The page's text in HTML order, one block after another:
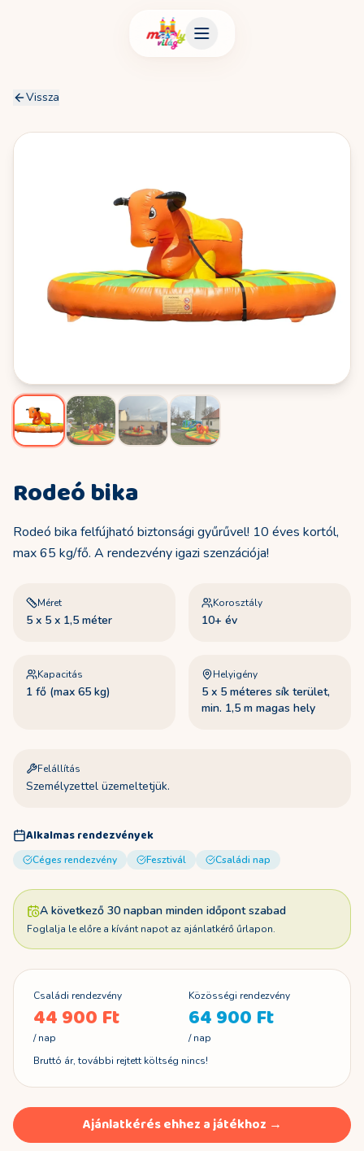
Vissza
Rodeó bika
Rodeó bika felfújható biztonsági gyűrűvel! 10 éves kortól,
max 65 kg/fő. A rendezvény igazi szenzációja!
Méret
5 x 5 x 1,5 méter
Korosztály
10+ év
Kapacitás
1 fő (max 65 kg)
Helyigény
5 x 5 méteres sík terület,
min. 1,5 m magas hely
Felállítás
Személyzettel üzemeltetjük.
Alkalmas rendezvények
Céges rendezvény Fesztivál Családi nap
A következő 30 napban minden időpont szabad
Foglalja le előre a kívánt napot az ajánlatkérő űrlapon.
Családi rendezvény
44 900 Ft
/ nap
Közösségi rendezvény
64 900 Ft
/ nap
Bruttó ár, további rejtett költség nincs!
Ajánlatkérés ehhez a játékhoz →